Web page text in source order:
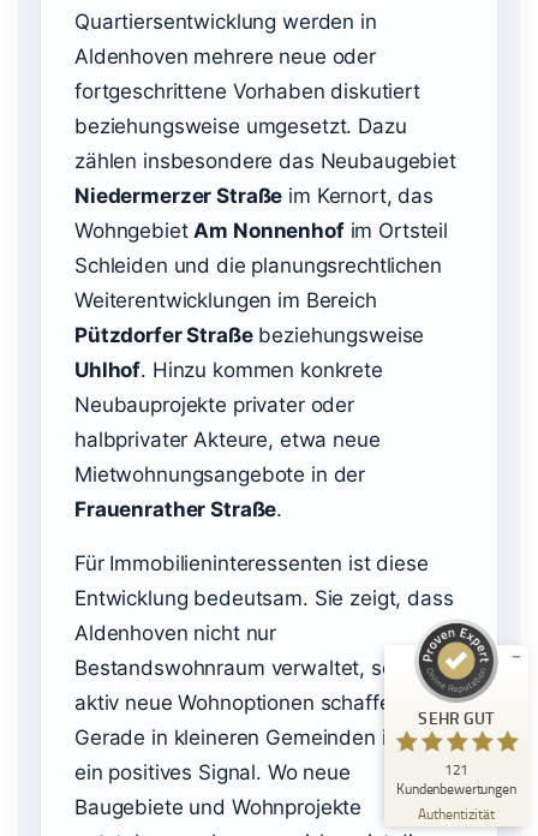
Quartiersentwicklung werden in
Aldenhoven mehrere neue oder
fortgeschrittene Vorhaben diskutiert
beziehungsweise umgesetzt. Dazu
zählen insbesondere das Neubaugebiet
Niedermerzer Straße im Kernort, das
WohngebietAm Nonnenhofim Ortsteil
Schleiden und die planungsrechtlichen
Weiterentwicklungen im Bereich
Pützdorfer Straßebeziehungsweise
Uhlhof. Hinzu kommen konkrete
Neubauprojekte privater oder
halbprivater Akteure, etwa neue
Mietwohnungsangebote in der
Frauenrather Straße.
Für Immobilieninteressenten ist diese
Entwicklung bedeutsam. Sie zeigt, dass
Aldenhoven nicht nur
Bestandswohnraum verwaltet, sondern
aktiv neue Wohnoptionen schaffen will.
Gerade in kleineren Gemeinden ist das
ein positives Signal. Wo neue
Baugebiete und Wohnprojekte
SEHR GUT
121
Kundenbewertungen
Authentizität
Kundenbewertungen und Erfahrungen zu
Immobilienmakler Michael Ruland
%
Empfehlungen auf
ProvenExpert.com
SEHR GUT
18
Bewertungen auf
ProvenExpert.com
103
Bewertungen von
4
anderen Quellen
Blick aufs ProvenExpert-Profil werfen
06.08.2026